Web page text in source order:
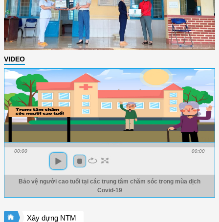
VIDEO
00:00 00:00
Bảo vệ người cao tuổi tại các trung tâm chăm sóc trong mùa dịch
Covid-19
Xây dựng NTM